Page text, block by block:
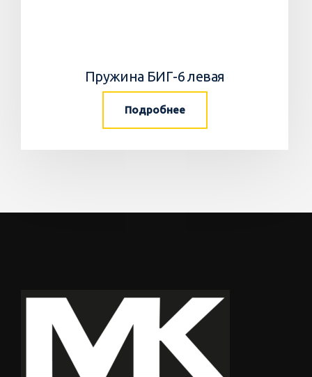
Пружина БИГ-6 левая
Подробнее